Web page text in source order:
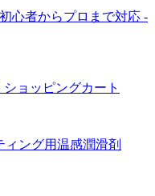
ショッピングカート